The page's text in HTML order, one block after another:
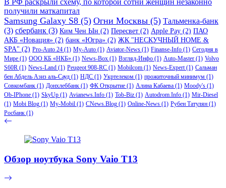
получили маткапитал
Samsung Galaxy S8 (5) Огни Москвы (5) Тальменка-банк
(3) сбербанк (3) Ким Чен Ын (2) Пересвет (2) Apple Pay (2) ПАО
АКБ «Новация» (2) банк «Югра» (2) ЖК "НЕСКУЧНЫЙ HOME &
SPA" (2) Pro-Auto 24 (1) My-Auto (1) Aviator-News (1) Finanse-Info (1) Сегодня в
Мире (1) ООО КБ «НКБ» (1) News-Box (1) Взгляд-Инфо (1) Auto-Master (1) Volvo
S60R (1) News-Land (1) Peugeot 908-RC (1) Mobilcom (1) News-Expert(1) Сальман
бен Абдель Азиз аль-Сауд (1) НДС (1) Укртелеком (1) прожиточный минимум (1)
Совкомбанк (1) Донхлеббанк (1) ФК Открытие (1) Алина Кабаева (1) Moody's (1)
Ob-IPhone (1) SkyUp (1) Avianews.Info (1) Tob-Biz (1) Autodrom.Info (1) Mir-Diesel
(1) Mobi Blog (1) My-Mobil (1) CNews.Blog (1) Online-News (1) Рубен Татулян (1)
Росбанк (1)
Обзор ноутбука Sony Vaio T13